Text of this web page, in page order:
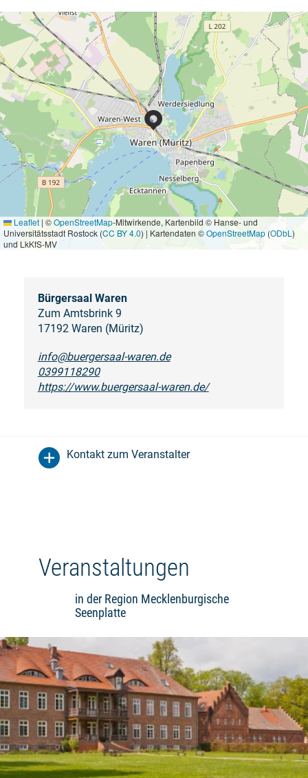
Leaflet | ©OpenStreetMap-Mitwirkende, Kartenbild © Hanse- und
Universitätsstadt Rostock (CC BY 4.0) | Kartendaten ©OpenStreetMap (ODbL )
und LkKfS-MV
Bürgersaal Waren
Zum Amtsbrink 9
17192 Waren (Müritz)
info@buergersaal-waren.de
0399118290
https://www.buergersaal-waren.de/
Kontakt zum Veranstalter
Veranstaltungen
in der Region Mecklenburgische
Seenplatte